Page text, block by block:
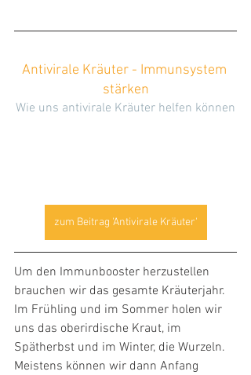
Antivirale Kräuter - Immunsystem
stärken
Wie uns antivirale Kräuter helfen können
zum Beitrag 'Antivirale Kräuter'
Um den Immunbooster herzustellen
brauchen wir das gesamte Kräuterjahr.
Im Frühling und im Sommer holen wir
uns das oberirdische Kraut, im
Spätherbst und im Winter, die Wurzeln.
Meistens können wir dann Anfang